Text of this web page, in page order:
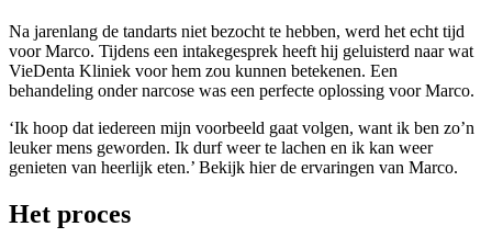
Na jarenlang de tandarts niet bezocht te hebben, werd het echt tijd
voor Marco. Tijdens een intakegesprek heeft hij geluisterd naar wat
VieDenta Kliniek voor hem zou kunnen betekenen. Een
behandeling onder narcose was een perfecte oplossing voor Marco.
‘Ik hoop dat iedereen mijn voorbeeld gaat volgen, want ik ben zo’n
leuker mens geworden. Ik durf weer te lachen en ik kan weer
genieten van heerlijk eten.’ Bekijk hier de ervaringen van Marco.
Het proces